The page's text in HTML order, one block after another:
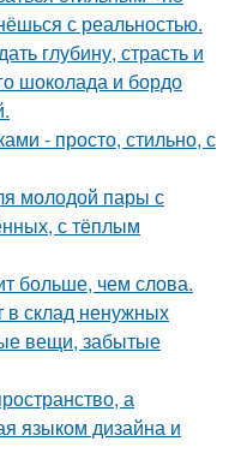
с реальностью.
глубину, страсть и
шоколада и бордо
- просто, стильно, с
молодой пары с
с тёплым
больше, чем слова.
склад ненужных
вещи, забытые
а
языком дизайна и